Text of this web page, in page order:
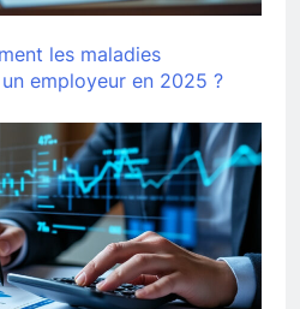
les maladies
employeur en 2025 ?